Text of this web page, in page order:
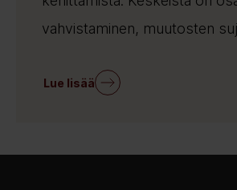
vahvistaminen, muutosten
Lue lisää